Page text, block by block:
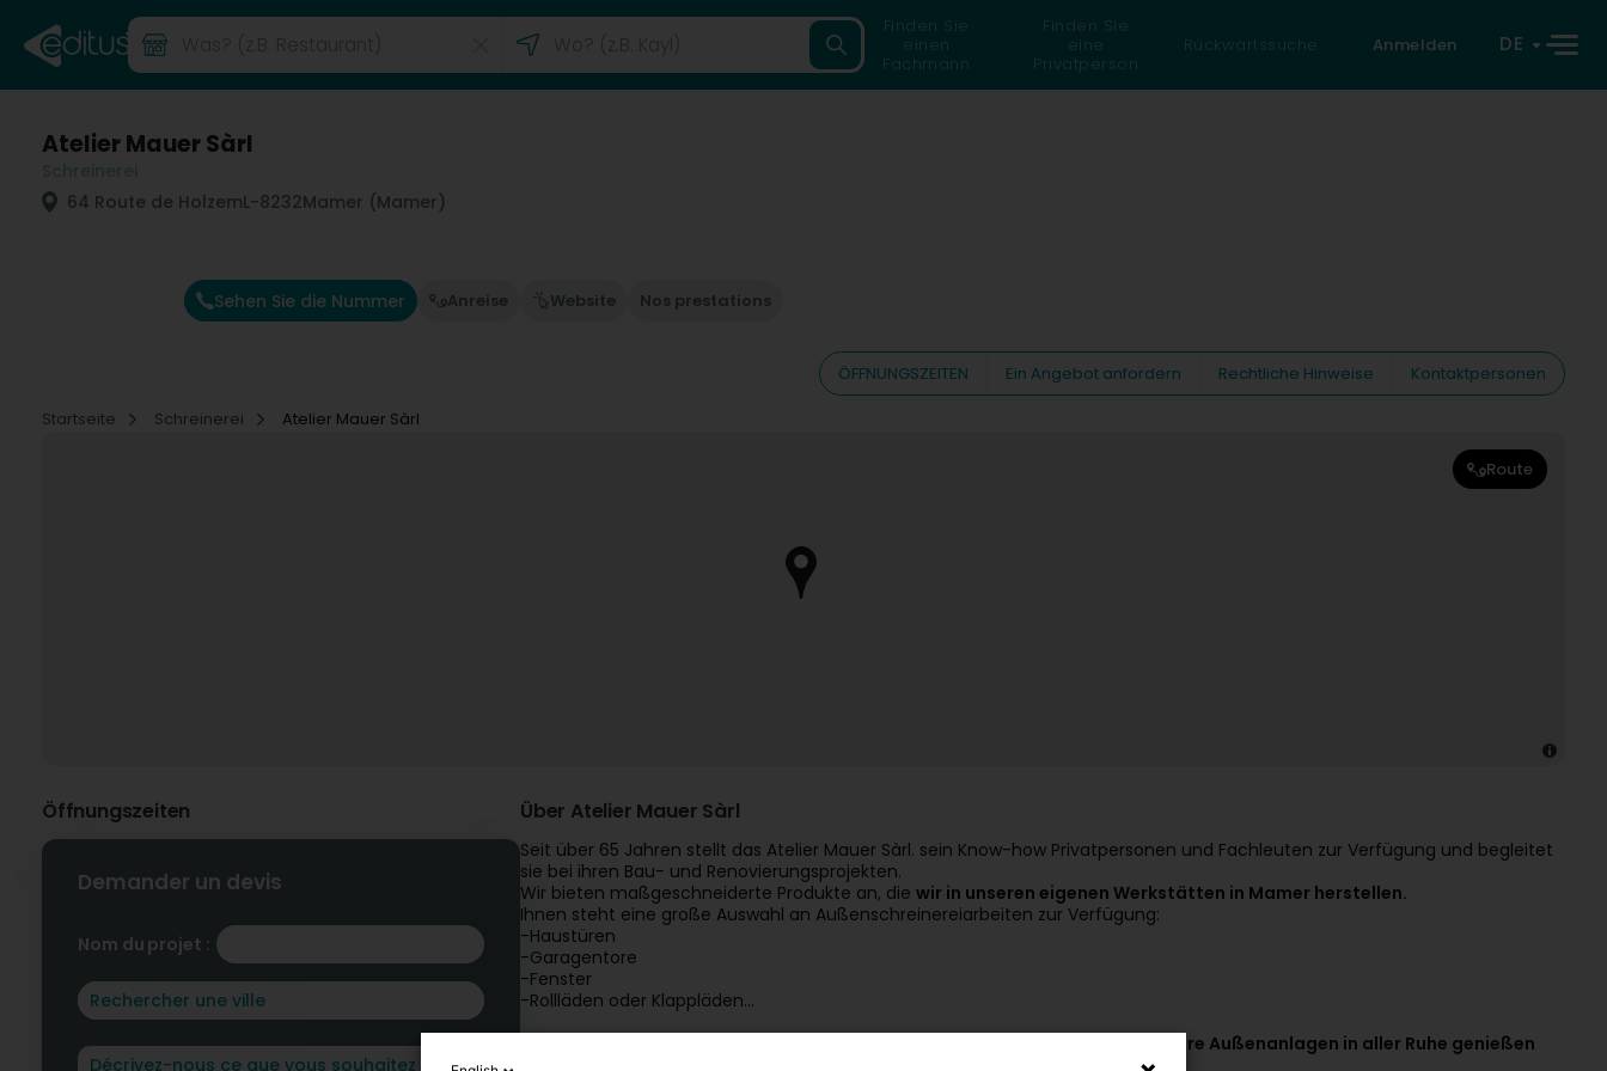
Finden Sie
einen
Fachmann
Finden Sie
eine
Privatperson
Rückwärtssuche Anmelden DE
Atelier Mauer Sàrl
64 Route de HolzemL-8232Mamer (Mamer)
Sehen Sie die Nummer Anreise Website Nos prestations
ÖFFNUNGSZEITEN Ein Angebot anfordern Rechtliche Hinweise
Kontaktpersonen
Startseite
Schreinerei Atelier Mauer Sàrl
Route
Öffnungszeiten
Demander un devis
Nom du projet :
Über Atelier Mauer Sàrl
Seit über 65 Jahren stellt das Atelier Mauer Sàrl. sein Know-how Privatpersonen und Fachleuten zur Verfügung und begleitet
sie bei ihren Bau- und Renovierungsprojekten.
Wir bieten maßgeschneiderte Produkte an, die wir in unseren eigenen Werkstätten in Mamer herstellen.
Ihnen steht eine große Auswahl an Außenschreinereiarbeiten zur Verfügung:
-Haustüren
-Garagentore
-Fenster
-Rollläden oder Klappläden...
Sonnenschutz und Markisen werden Ihnen ebenfalls angeboten, damit Sie Ihre Außenanlagen in aller Ruhe genießen